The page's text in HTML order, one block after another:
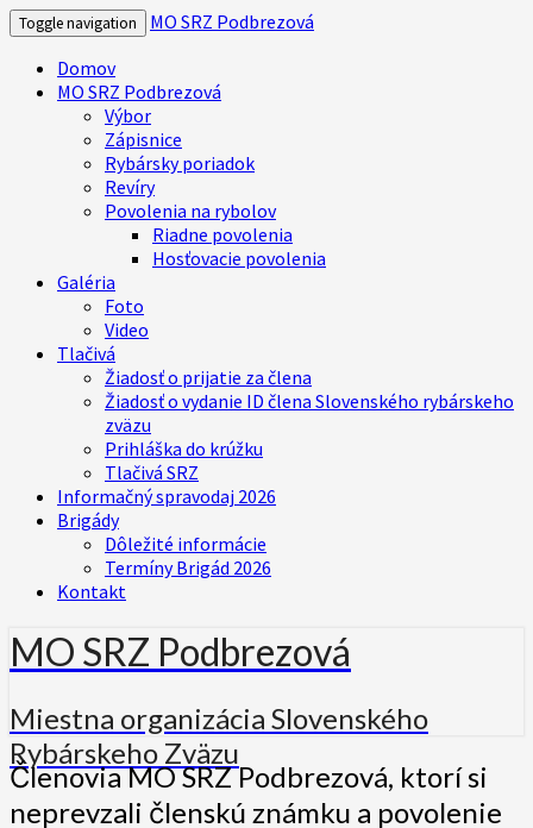
Toggle navigation
MO SRZ Podbrezová
Domov
MO SRZ Podbrezová
Výbor
Zápisnice
Rybársky poriadok
Revíry
Povolenia na rybolov
Riadne povolenia
Hosťovacie povolenia
Galéria
Foto
Video
Tlačivá
Žiadosť o prijatie za člena
Žiadosť o vydanie ID člena Slovenského rybárskeho
zväzu
Prihláška do krúžku
Tlačivá SRZ
Informačný spravodaj 2026
Brigády
Dôležité informácie
Termíny Brigád 2026
Kontakt
MO SRZ Podbrezová
Miestna organizácia Slovenského
Rybárskeho Zväzu
Členovia
MO
SRZ
Členovia MO SRZ Podbrezová, ktorí si
neprevzali členskú známku a povolenie